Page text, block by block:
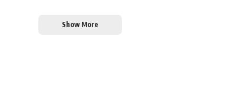
Show More